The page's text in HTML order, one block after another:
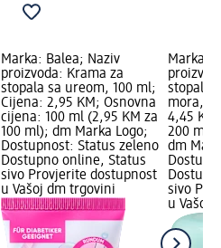
Marka: Balea; Naziv
proizvoda: Krama za
stopala sa ureom, 100 ml;
Cijena: 2,95 KM; Osnovna
cijena: 100 ml (2,95 KM za
100 ml); dm Marka Logo;
Dostupnost: Status zeleno
Dostupno online, Status
sivo Provjerite dostupnost
u Vašoj dm trgovini
Marka:
stopala
mora,
4,45
200 ml
dm
sivo
u Vašoj